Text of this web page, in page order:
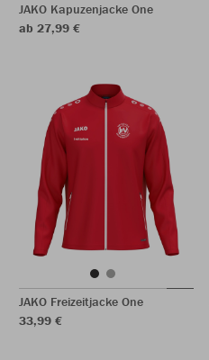
JAKO Kapuzenjacke One
ab 27,99 €
JAKO Freizeitjacke One
33,99 €